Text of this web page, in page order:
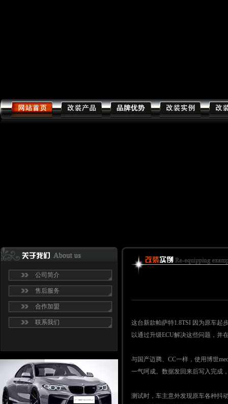
公司简介
售后服务
合作加盟
联系我们
这台新款帕萨特1.8TSI 因为原车起
以通过升级ECU解决这些问题，并
与国产迈腾、CC一样，使用博世
一气呵成。数据发回来后写入完成
测试时，车主意外发现原车各种抖